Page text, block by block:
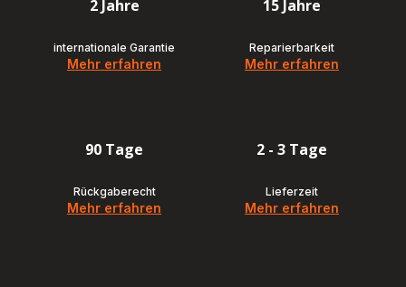
2 Jahre
internationale Garantie
Mehr erfahren
15 Jahre
Reparierbarkeit
Mehr erfahren
90 Tage
Rückgaberecht
Mehr erfahren
2 - 3 Tage
Lieferzeit
Mehr erfahren